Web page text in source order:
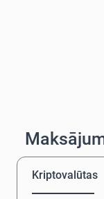
Kriptovalūtas